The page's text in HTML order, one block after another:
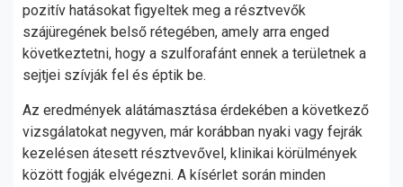
pozitív hatásokat figyeltek meg a résztvevők
szájüregének belső rétegében, amely arra enged
következtetni, hogy a szulforafánt ennek a területnek a
sejtjei szívják fel és éptik be.
Az eredmények alátámasztása érdekében a következő
vizsgálatokat negyven, már korábban nyaki vagy fejrák
kezelésen átesett résztvevővel, klinikai körülmények
között fogják elvégezni. A kísérlet során minden